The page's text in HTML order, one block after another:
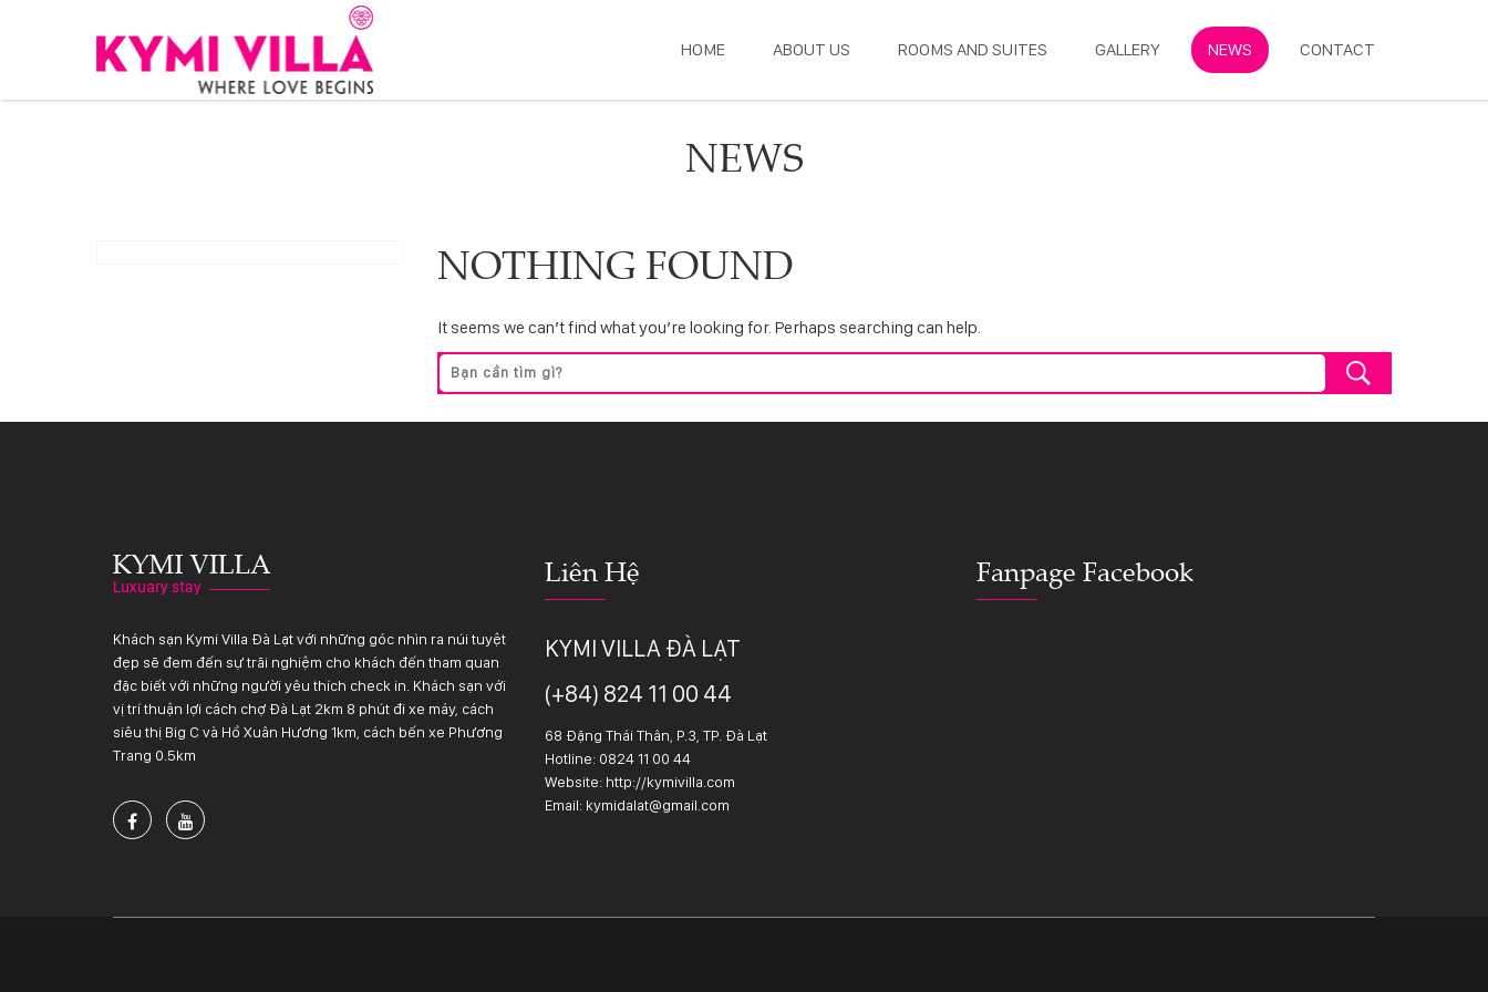
HOME ABOUT US ROOMS AND SUITES GALLERY NEWS CONTACT
NEWS
NOTHING FOUND
It seems we can’t find what you’re looking for. Perhaps searching can help.
Khách sạn Kymi Villa Đà Lạt với những góc nhìn ra núi tuyệt
đẹp sẽ đem đến sự trãi nghiệm cho khách đến tham quan
đặc biết với những người yêu thích check in. Khách sạn với
vị trí thuận lợi cách chợ Đà Lạt 2km 8 phút đi xe máy, cách
siêu thị Big C và Hồ Xuân Hương 1km, cách bến xe Phương
Trang 0.5km
Liên Hệ
KYMI VILLA ĐÀ LẠT
(+84) 824 11 00 44
68 Đặng Thái Thân, P.3, TP. Đà Lạt
Hotline: 0824 11 00 44
Website: http://kymivilla.com
Email: kymidalat@gmail.com
Fanpage Facebook